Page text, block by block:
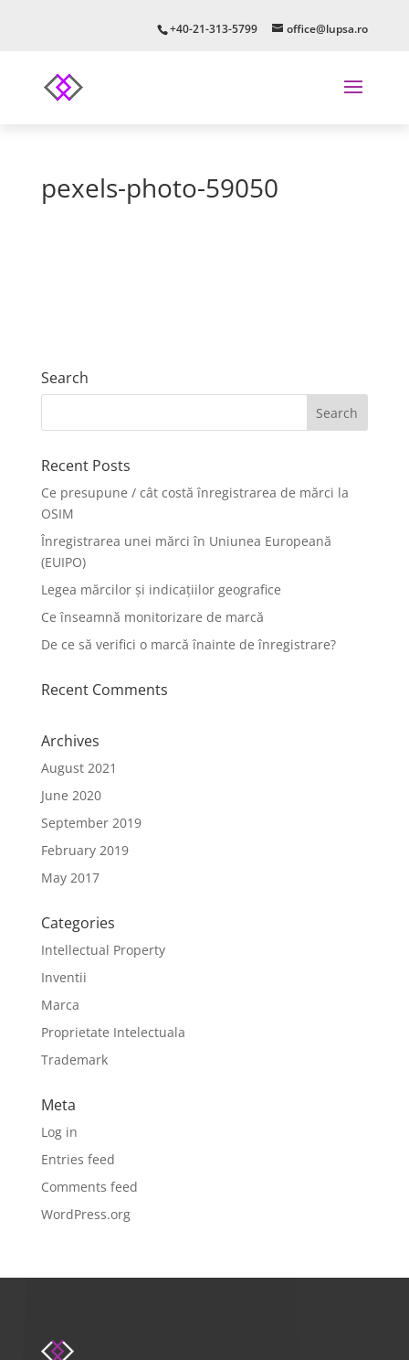
+40-21-313-5799 office@lupsa.ro
pexels-photo-59050
Search
Recent Posts
Ce presupune / cât costă înregistrarea de mărci la
OSIM
Înregistrarea unei mărci în Uniunea Europeană
(EUIPO)
Legea mărcilor și indicațiilor geografice
Ce înseamnă monitorizare de marcă
De ce să verifici o marcă înainte de înregistrare?
Recent Comments
Archives
August 2021
June 2020
September 2019
February 2019
May 2017
Categories
Intellectual Property
Inventii
Marca
Proprietate Intelectuala
Trademark
Meta
Log in
Entries feed
Comments feed
WordPress.org